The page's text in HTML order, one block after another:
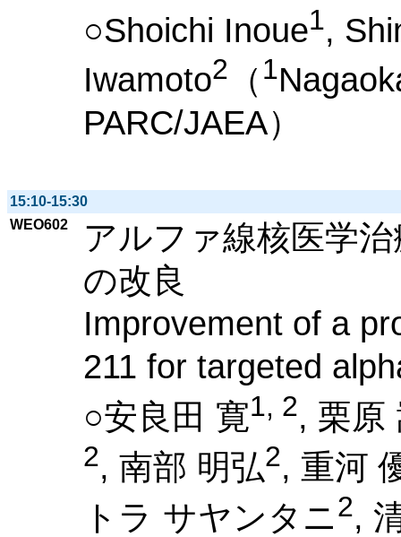
○Shoichi Inoue1,
Iwamoto2 （ 1
PARC/JAEA）
15:10-15:30
WEO602
アルファ線核医学
の改良
Improvement of a
211 for targeted
○安良田 寛1, 2, 栗原
2, 南部 明弘2, 重河
トラ サヤンタニ2,